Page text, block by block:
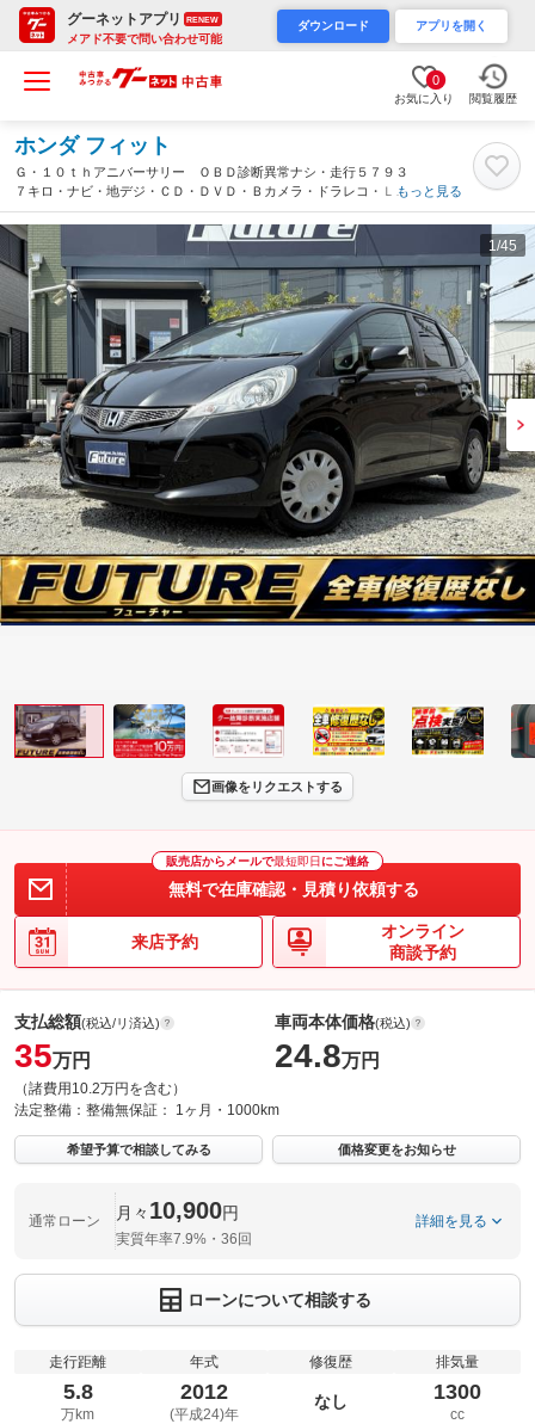
グーネットアプリ RENEW
メアド不要で問い合わせ可能
ダウンロード アプリを開く
0
お気に入り 閲覧履歴
ホンダ フィット
Ｇ・１０ｔｈアニバーサリー ＯＢＤ診断異常ナシ・走行５７９３
７キロ・ナビ・地デジ・ＣＤ・ＤＶＤ・Ｂカメラ・ドラレコ・ＬＥ
Ｄライト・レベライザー・スマートキー・ウィンカーミラー・電格
ミラー・ＥＴＣ・ＥＣＯモード・ＰＶガラス・（愛知県）
もっと見る
1 /45
画像をリクエストする
販売店からメールで最短即日 にご連絡
無料で在庫確認・見積り依頼する
来店予約
オンライン
商談予約
支払総額(税込/リ済込)
35万円
（諸費用10.2万円を含む）
車両本体価格(税込)
24.8万円
法定整備： 整備無保証： 1ヶ月・1000km
希望予算で相談してみる 価格変更をお知らせ
通常ローン 月々 10,900円
実質年率7.9%・36回
詳細を見る
ローンについて相談する
走行距離
5.8
万km
年式
2012
(平成24)年
修復歴
なし
排気量
1300
cc